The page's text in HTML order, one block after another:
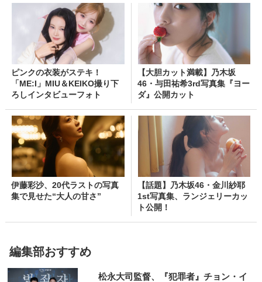
ピンクの衣装がステキ！
「ME:I」MIU＆KEIKO撮り下
ろしインタビューフォト
【大胆カット満載】乃木坂
46・与田祐希3rd写真集『ヨー
ダ』公開カット
伊藤彩沙、20代ラストの写真
集で見せた“大人の甘さ”
【話題】乃木坂46・金川紗耶
1st写真集、ランジェリーカッ
ト公開！
編集部おすすめ
松永大司監督、『犯罪者』チョン・イ